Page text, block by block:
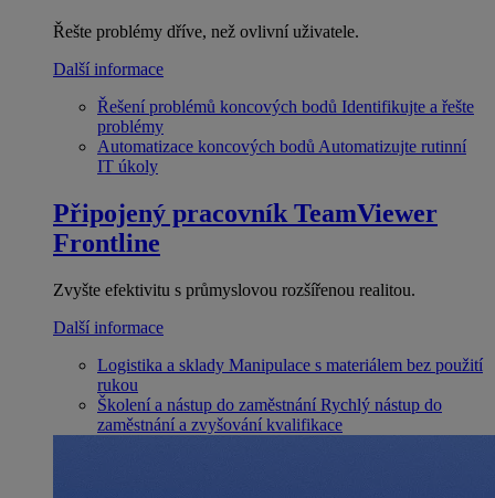
Řešte problémy dříve, než ovlivní uživatele.
Další informace
Řešení problémů koncových bodů Identifikujte a řešte
problémy
Automatizace koncových bodů Automatizujte rutinní
IT úkoly
Připojený pracovník TeamViewer
Frontline
Zvyšte efektivitu s průmyslovou rozšířenou realitou.
Další informace
Logistika a sklady Manipulace s materiálem bez použití
rukou
Školení a nástup do zaměstnání Rychlý nástup do
zaměstnání a zvyšování kvalifikace